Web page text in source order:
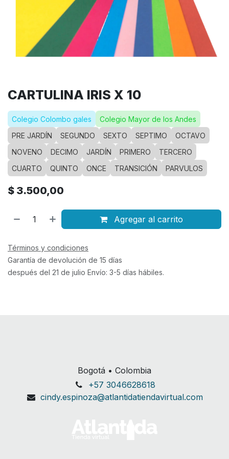
CARTULINA IRIS X 10
Colegio Colombo gales
Colegio Mayor de los Andes
PRE JARDÍN
SEGUNDO SEXTO SEPTIMO
OCTAVO
NOVENO
DECIMO JARDÍN PRIMERO
TERCERO
CUARTO
QUINTO ONCE TRANSICIÓN PARVULOS
$ 3.500,00
Agregar al carrito
Términos y condiciones
Garantía de devolución de 15 días
después del 21 de julio Envío: 3-5 días hábiles.
Bogotá • Colombia
+57 3046628618
cindy.espinoza@atlantidatiendavirtual.com